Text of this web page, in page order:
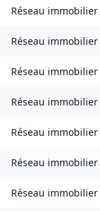
Réseau immobilier
Réseau immobilier
Réseau immobilier
Réseau immobilier
Réseau immobilier
Réseau immobilier
Réseau immobilier